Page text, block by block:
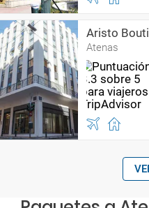
Aristo
Atenas